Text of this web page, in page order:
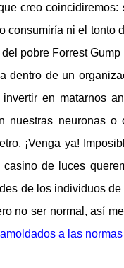
creo
consumiría ni el tonto
pobre Forrest
dentro de un
en matarnos
nuestras neuronas
¡Venga ya!
de luces
de los individuos de
no ser normal, así
a las